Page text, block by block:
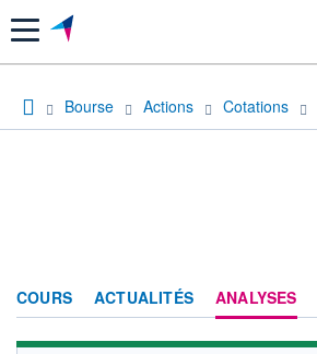
Menu
Bourse Actions Cotations
COURS ACTUALITÉS ANALYSES